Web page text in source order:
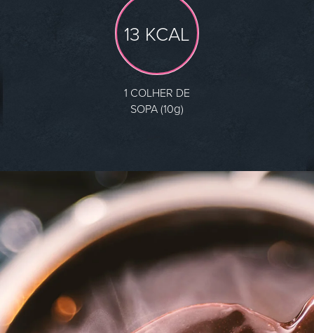
13 KCAL
1 COLHER DE
SOPA (10g)